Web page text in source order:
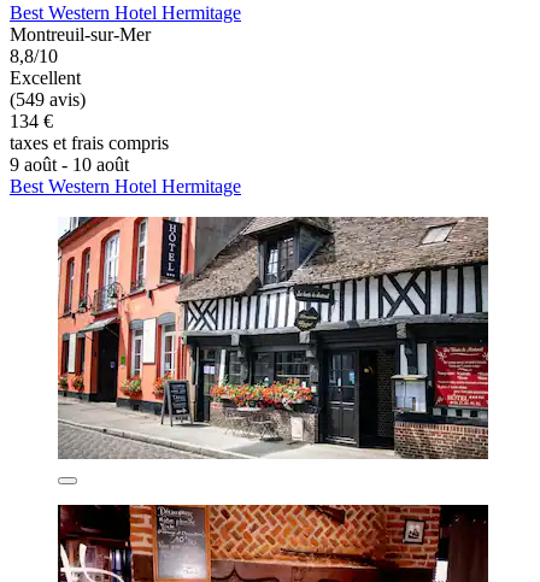
Best Western Hotel Hermitage
Montreuil-sur-Mer
8,8/10
Excellent
(549 avis)
134 €
taxes et frais compris
9 août - 10 août
Best Western Hotel Hermitage